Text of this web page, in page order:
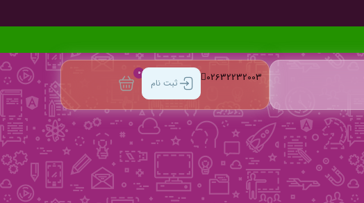
02632232003 ثبت نام
0